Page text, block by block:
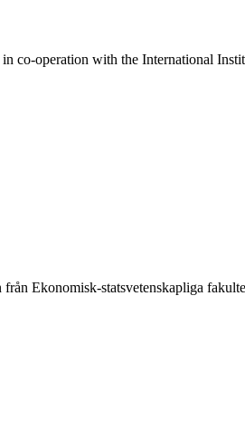
co-operation with the International
Ekonomisk-statsvetenskapliga